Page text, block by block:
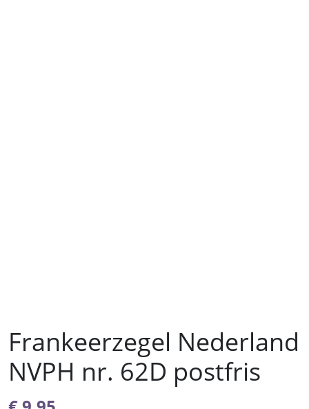
Frankeerzegel Nederland
NVPH nr. 62D postfris